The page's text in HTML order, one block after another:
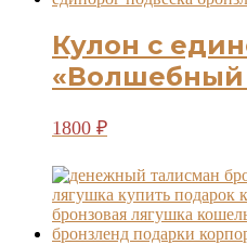
можно
выбрать
на
товара.
Кулон с
1800 ₽